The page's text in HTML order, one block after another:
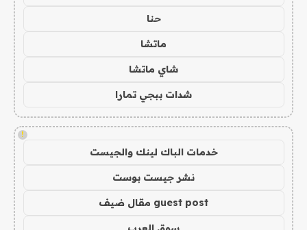
حنا
ماتشا
شاي ماتشا
شدات ببجي تمارا
!
خدمات الباك لينك والجيست
نشر جيست بوست
guest post مقال ضيف